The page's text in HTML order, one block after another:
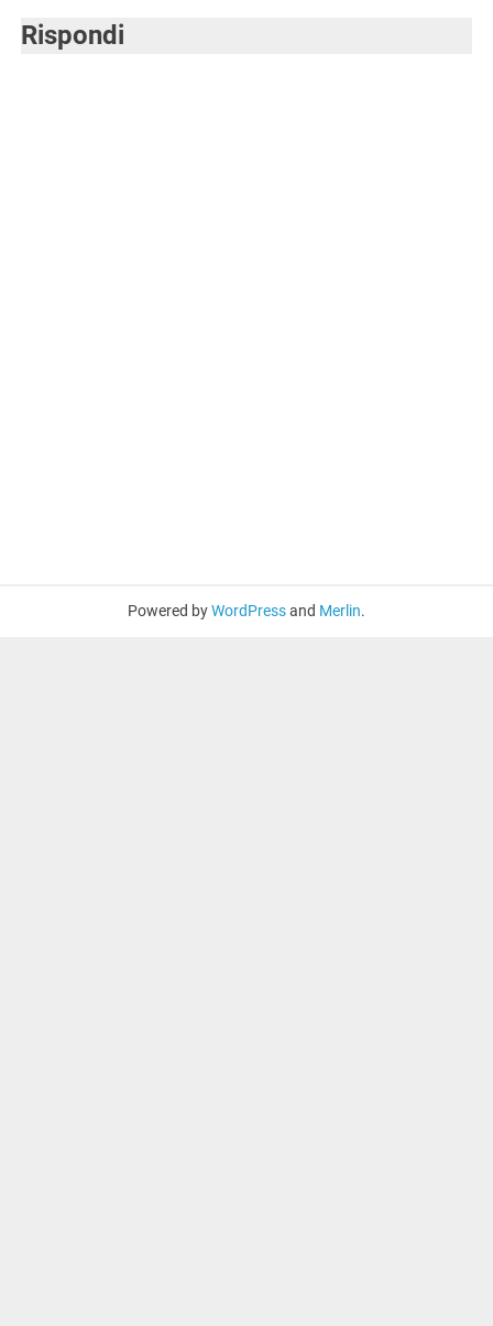
Rispondi
Powered byWordPressand Merlin.